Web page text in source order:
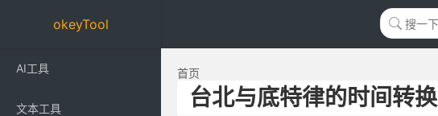
okeyTool
AI工具
文本工具
首页
台北与底特律的时间转换